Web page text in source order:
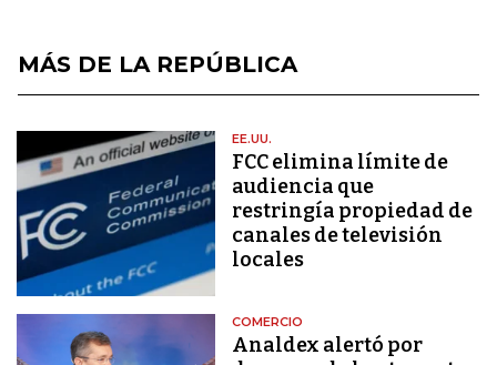
MÁS DE LA REPÚBLICA
EE.UU.
FCC elimina límite de
audiencia que
restringía propiedad de
canales de televisión
locales
COMERCIO
Analdex alertó por